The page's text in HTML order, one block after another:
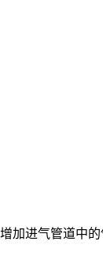
进气管道中